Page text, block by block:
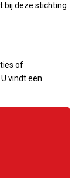
bij deze stichting
of
vindt een